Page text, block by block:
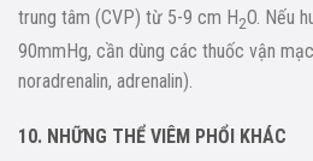
trung tâm (CVP) từ 5-9 cm H2O. Nếu
90mmHg, cần dùng các thuốc vận
noradrenalin, adrenalin).
10. NHỮNG THỂ VIÊM PHỔI KHÁC